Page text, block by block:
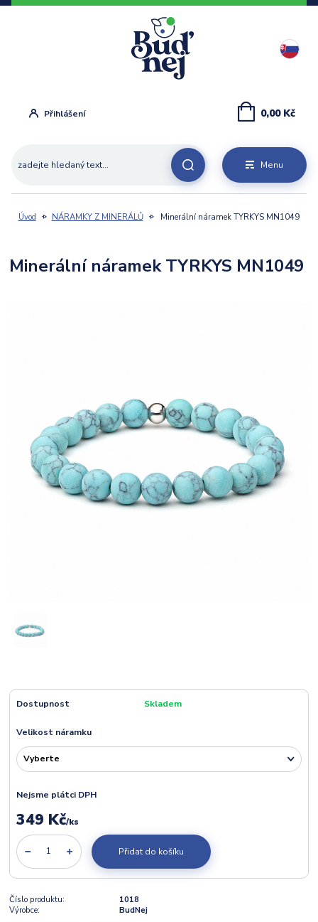
Menu
Přihlášení 0,00 Kč
Úvod NÁRAMKY Z MINERÁLŮ Minerální náramek TYRKYS MN1049
Minerální náramek TYRKYS MN1049
Dostupnost Skladem
Velikost náramku
Nejsme plátci DPH
349 Kč/ks
Přidat do košíku
Číslo produktu:
1018
Výrobce:
BudNej